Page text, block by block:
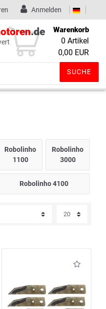
Wunschliste (0)
Anmelden
.de
SUCHE
Warenkorb
0 Artikel
0,00 EUR
Robolinho
1100
Robolinho
3000
Robolinho 4100